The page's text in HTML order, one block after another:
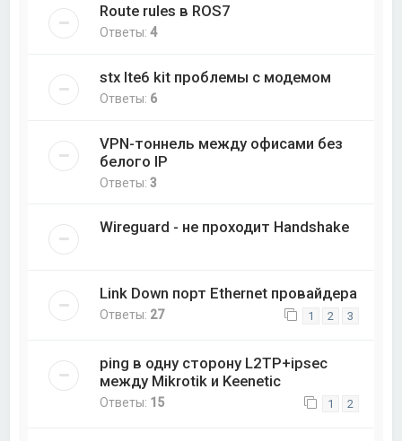
Route rules в ROS7
Ответы:4
stx lte6 kit проблемы с модемом
Ответы: 6
VPN-тоннель между офисами без
белого IP
Ответы:3
Wireguard - не проходит Handshake
Link Down порт Ethernet провайдера
Ответы: 27 1 2 3
ping в одну сторону L2TP+ipsec
между Mikrotik и Keenetic
Ответы: 15 1 2